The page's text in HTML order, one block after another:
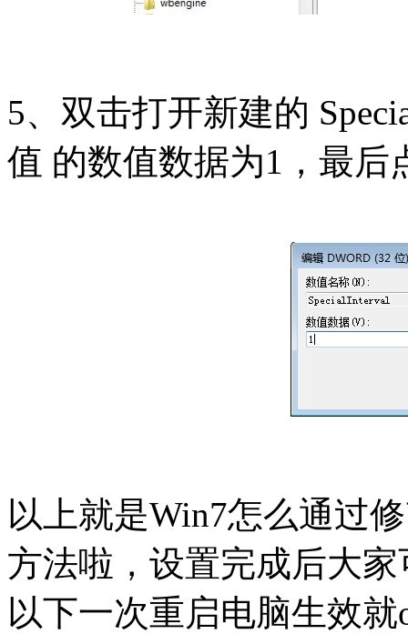
5、双击打开新建的
值 的数值数据为1，最后
以上就是Win7怎么通过
方法啦，设置完成后大
以下一次重启电脑生效